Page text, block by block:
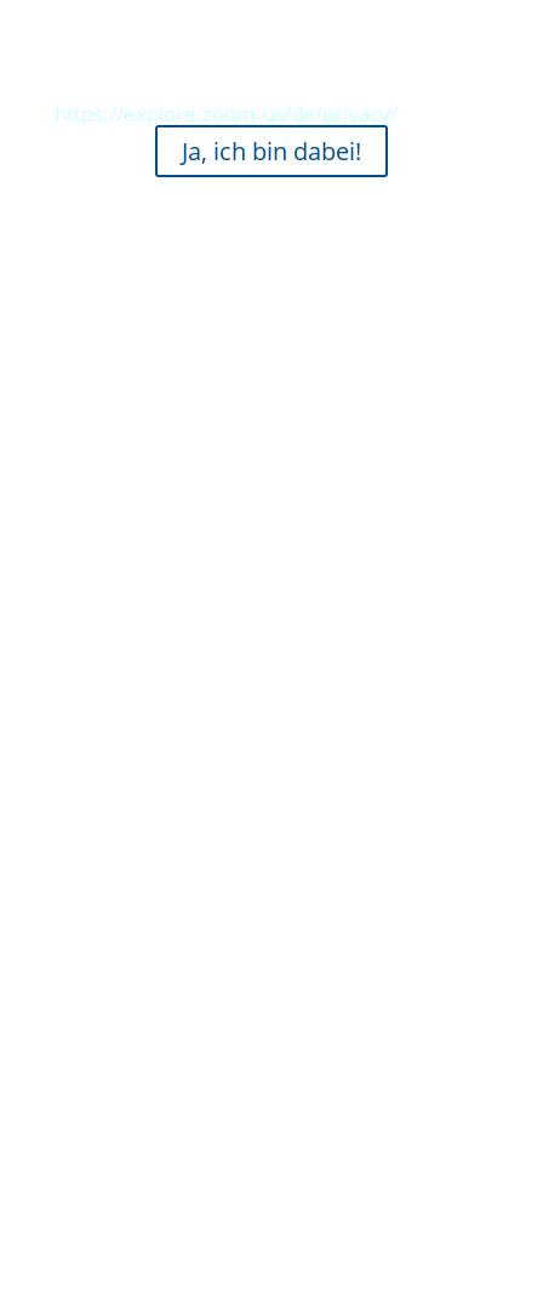
https://explore.zoom.us/de/privacy/
Ja, ich bin dabei!